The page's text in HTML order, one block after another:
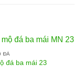
ĐÁ
đá ba mái 23